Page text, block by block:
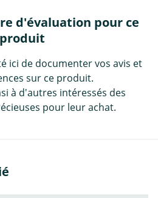
d'évaluation pour ce
produit
ici de documenter vos avis et
sur ce produit.
à d'autres intéressés des
pour leur achat.